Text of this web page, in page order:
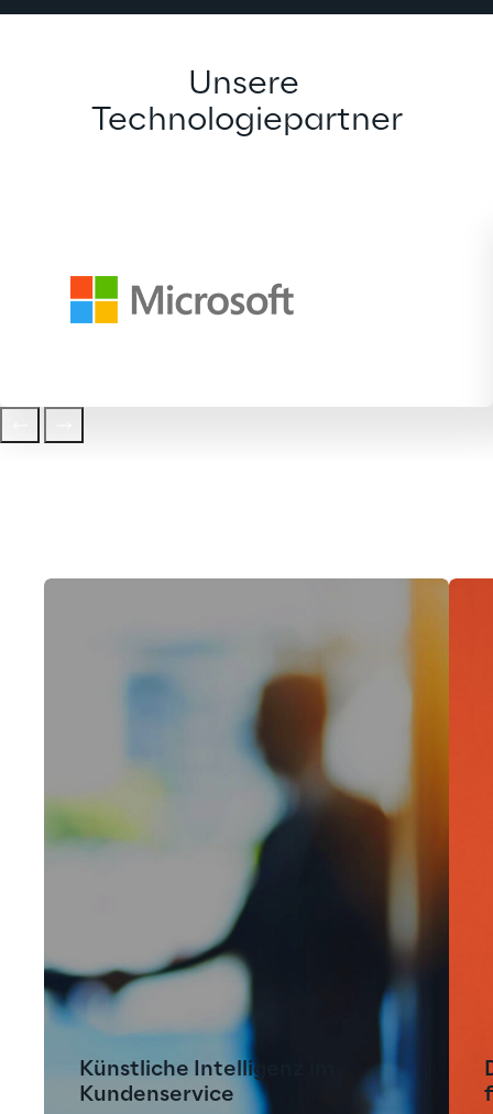
Unsere
Technologiepartner
Künstliche Intelligenz im
Kundenservice